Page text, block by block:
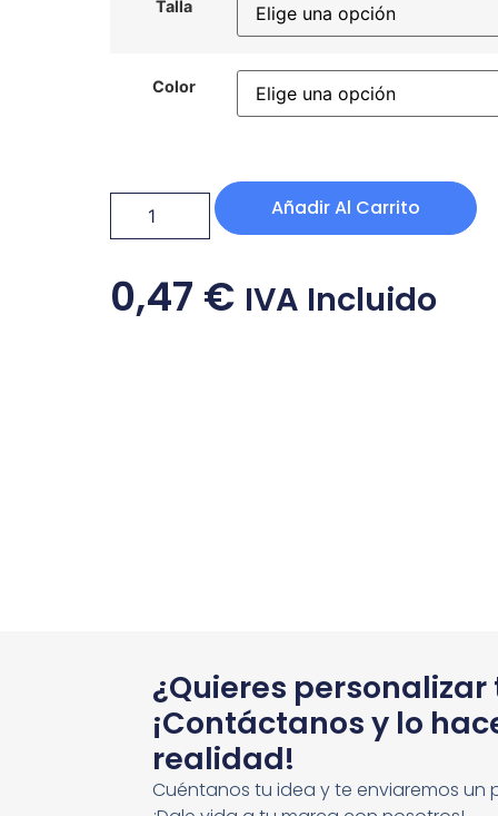
Talla
Color
Añadir Al Carrito
0,47 € IVA Incluido
¿Quieres
¡Contáctanos y lo
realidad!
Cuéntanos tu idea y te enviaremos un